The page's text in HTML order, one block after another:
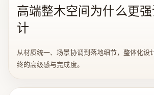
高端整木空间为什么更
计
从材质统一、场景协调到落地细节，整体化设
终的高级感与完成度。